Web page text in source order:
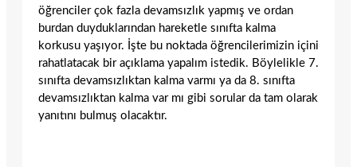
öğrenciler çok fazla devamsızlık yapmış ve ordan
burdan duyduklarından hareketle sınıfta kalma
korkusu yaşıyor. İşte bu noktada öğrencilerimizin içini
rahatlatacak bir açıklama yapalım istedik. Böylelikle 7.
sınıfta devamsızlıktan kalma varmı ya da 8. sınıfta
devamsızlıktan kalma var mı gibi sorular da tam olarak
yanıtını bulmuş olacaktır.